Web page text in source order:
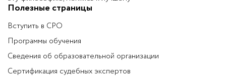
Полезные страницы
Вступить в СРО
Программы обучения
Сведения об образовательной организации
Сертификация судебных экспертов